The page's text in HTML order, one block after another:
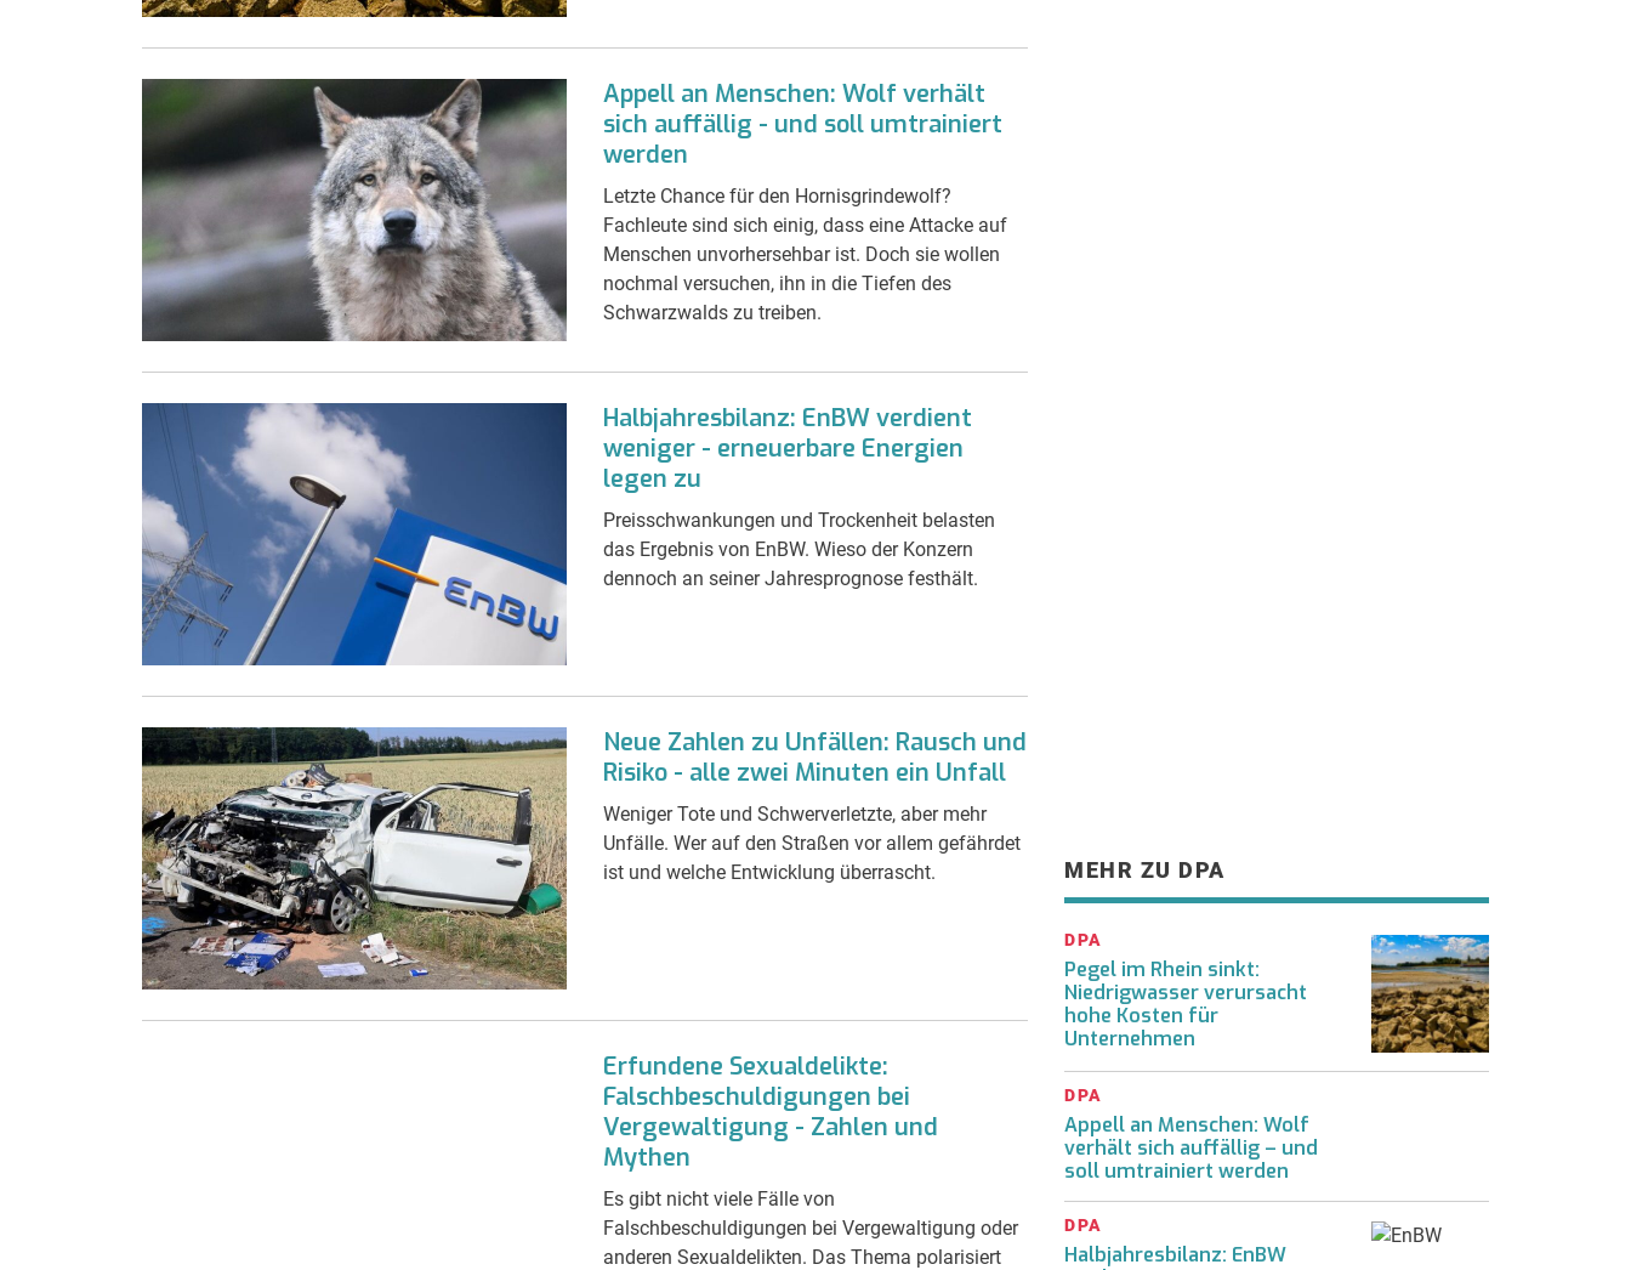
Appell an Menschen: Wolf verhält
sich auffällig - und soll umtrainiert
werden
Letzte Chance für den Hornisgrindewolf?
Fachleute sind sich einig, dass eine Attacke auf
Menschen unvorhersehbar ist. Doch sie wollen
nochmal versuchen, ihn in die Tiefen des
Schwarzwalds zu treiben.
Halbjahresbilanz: EnBW verdient
weniger - erneuerbare Energien
legen zu
Preisschwankungen und Trockenheit belasten
das Ergebnis von EnBW. Wieso der Konzern
dennoch an seiner Jahresprognose festhält.
Neue Zahlen zu Unfällen: Rausch und
Risiko - alle zwei Minuten ein Unfall
Weniger Tote und Schwerverletzte, aber mehr
Unfälle. Wer auf den Straßen vor allem gefährdet
ist und welche Entwicklung überrascht.
Erfundene Sexualdelikte:
Falschbeschuldigungen bei
Vergewaltigung - Zahlen und
Mythen
Es gibt nicht viele Fälle von
Falschbeschuldigungen bei Vergewaltigung oder
anderen Sexualdelikten. Das Thema polarisiert
MEHR ZU DPA
DPA
Pegel im Rhein sinkt:
Niedrigwasser verursacht
hohe Kosten für
Unternehmen
DPA
Appell an Menschen: Wolf
verhält sich auffällig – und
soll umtrainiert werden
DPA
Halbjahresbilanz: EnBW